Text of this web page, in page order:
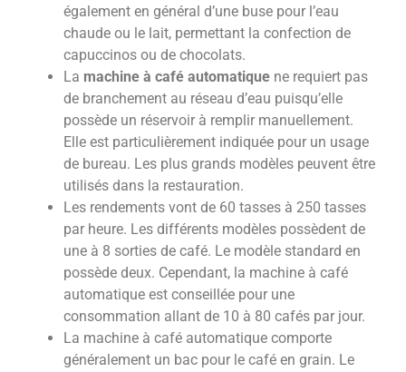
également en général d’une buse pour l’eau
chaude ou le lait, permettant la confection de
capuccinos ou de chocolats.
La machine à café automatique ne requiert pas
de branchement au réseau d’eau puisqu’elle
possède un réservoir à remplir manuellement.
Elle est particulièrement indiquée pour un usage
de bureau. Les plus grands modèles peuvent être
utilisés dans la restauration.
Les rendements vont de 60 tasses à 250 tasses
par heure. Les différents modèles possèdent de
une à 8 sorties de café. Le modèle standard en
possède deux. Cependant, la machine à café
automatique est conseillée pour une
consommation allant de 10 à 80 cafés par jour.
La machine à café automatique comporte
généralement un bac pour le café en grain. Le